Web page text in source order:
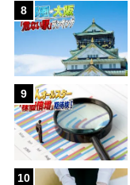
8
9
10